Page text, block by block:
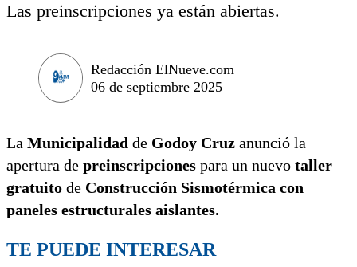
Las preinscripciones ya están abiertas.
Redacción ElNueve.com
06 de septiembre 2025
La Municipalidad de Godoy Cruz anunció la
apertura de preinscripciones para un nuevo taller
gratuito de Construcción Sismotérmica con
paneles estructurales aislantes.
TE PUEDE INTERESAR